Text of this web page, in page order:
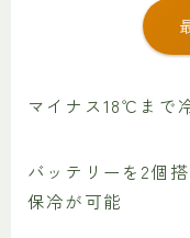
マイナス18℃まで
バッテリーを2個
保冷が可能